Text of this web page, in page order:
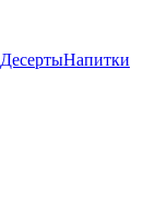
ДесертыНапитки